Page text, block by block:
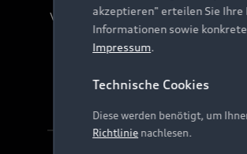
akzeptieren" erteilen Sie Ihre
Informationen sowie
Impressum.
Technische Cookies
Diese werden benötigt, um
Richtlinie nachlesen.
Vertrag widerrufen